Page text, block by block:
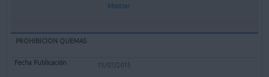
Mostrar
PROHIBICION QUEMAS
15/07/2015